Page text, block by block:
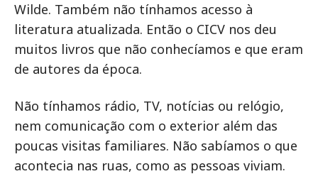
Wilde. Também não tínhamos acesso à
literatura atualizada. Então o CICV nos deu
muitos livros que não conhecíamos e que eram
de autores da época.
Não tínhamos rádio, TV, notícias ou relógio,
nem comunicação com o exterior além das
poucas visitas familiares. Não sabíamos o que
acontecia nas ruas, como as pessoas viviam.